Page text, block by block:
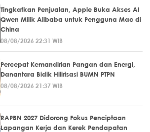
Tingkatkan Penjualan, Apple Buka Akses AI
Qwen Milik Alibaba untuk Pengguna Mac di
China
08/08/2026 22:31 WIB
Percepat Kemandirian Pangan dan Energi,
Danantara Bidik Hilirisasi BUMN PTPN
08/08/2026 21:37 WIB
RAPBN 2027 Didorong Fokus Penciptaan
Lapangan Kerja dan Kerek Pendapatan